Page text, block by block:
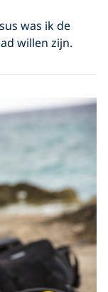
was ik de
willen zijn.